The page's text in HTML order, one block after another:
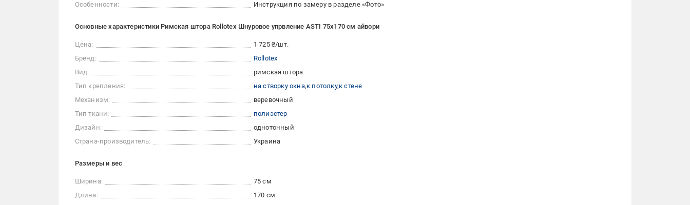
Особенности:
Инструкция по замеру в разделе «Фото»
Основные характеристики Римская штора Rollotex Шнуровое упрвление ASTI 75x170 см айвори
Цена:
1 725 ₴/шт.
Бренд:
Rollotex
Вид:
римская штора
Тип крепления:
на створку окна к потолку к стене
Механизм:
веревочный
Тип ткани:
полиэстер
Дизайн:
однотонный
Страна-производитель:
Украина
Размеры и вес
Ширина:
75 см
Длина:
170 см